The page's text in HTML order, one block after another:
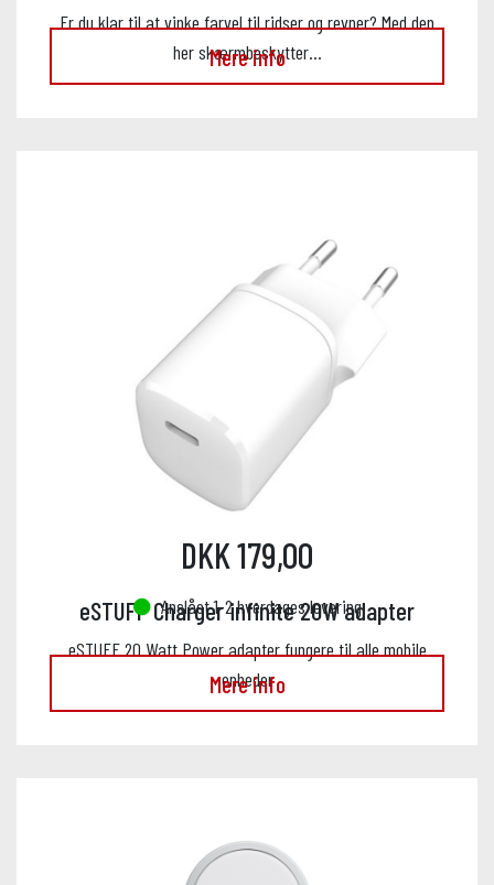
Er du klar til at vinke farvel til ridser og revner? Med den
her skærmbeskytter…
Mere info
eSTUFF Charger infinite 20W adapter
eSTUFF 20 Watt Power adapter fungere til alle mobile
enheder
DKK 179,00
Anslået 1-2 hverdages levering
Mere info